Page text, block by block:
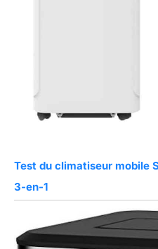
Test du climatiseur mobile
3-en-1